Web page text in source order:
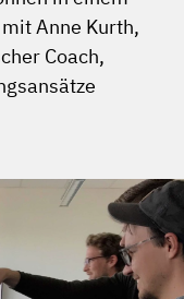
Anne Kurth,
Coach,